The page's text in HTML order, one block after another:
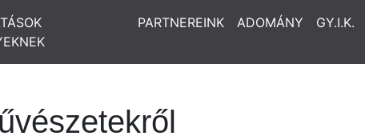
PARTNEREINK ADOMÁNY GY.I.K.